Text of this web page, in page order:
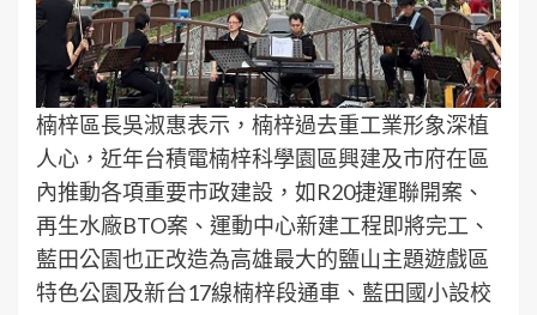
楠梓區長吳淑惠表示，楠梓過去重工業形象深植
人心，近年台積電楠梓科學園區興建及市府在區
內推動各項重要市政建設，如R20捷運聯開案、
再生水廠BTO案、運動中心新建工程即將完工、
藍田公園也正改造為高雄最大的鹽山主題遊戲區
特色公園及新台17線楠梓段通車、藍田國小設校